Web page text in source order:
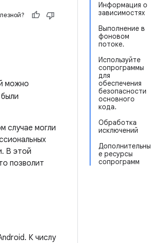
Информация о
зависимостях
Выполнение в
фоновом
потоке.
Используйте
сопрограммы
для
обеспечения
безопасности
основного
кода.
Обработка
исключений
Дополнительны
е ресурсы
сопрограмм
можно
были
случае могли
В этой
позволит
К числу